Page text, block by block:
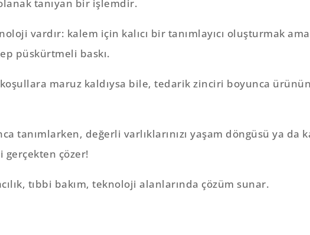
tanıyan bir işlemdir.
vardır: kalem için kalıcı bir tanımlayıcı oluşturmak
püskürtmeli baskı.
koşullara maruz kaldıysa bile, tedarik zinciri boyunca
tanımlarken, değerli varlıklarınızı yaşam döngüsü ya da
gerçekten çözer!
tıbbi bakım, teknoloji alanlarında çözüm sunar.